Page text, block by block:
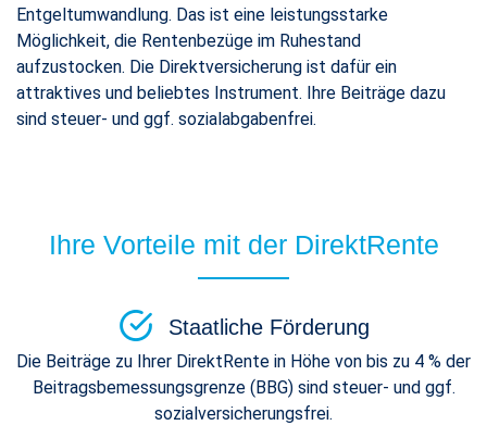
Entgeltumwandlung. Das ist eine leistungsstarke
Möglichkeit, die Rentenbezüge im Ruhestand
aufzustocken. Die Direktversicherung ist dafür ein
attraktives und beliebtes Instrument. Ihre Beiträge dazu
sind steuer- und ggf. sozialabgabenfrei.
Ihre Vorteile mit der DirektRente
Staatliche Förderung
Die Beiträge zu Ihrer DirektRente in Höhe von bis zu 4 % der
Beitragsbemessungsgrenze (BBG) sind steuer- und ggf.
sozialversicherungsfrei.